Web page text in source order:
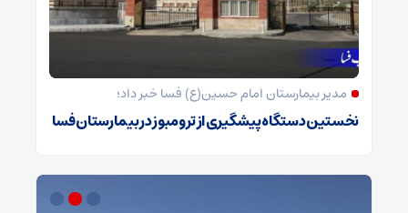
مدیر بیمارستان امام حسین(ع) فسا خبر داد؛
نخستین دستگاه پیشگیری از ترومبوز در بیمارستان فسا